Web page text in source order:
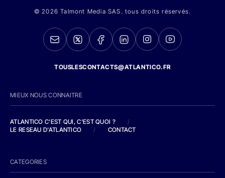
© 2026 Talmont Media SAS. tous droits réservés.
TOUSLESCONTACTS@ATLANTICO.FR
MIEUX NOUS CONNAITRE
ATLANTICO C'EST QUI, C'EST QUOI ?
/
LE RESEAU D'ATLANTICO
/ CONTACT
CATEGORIES